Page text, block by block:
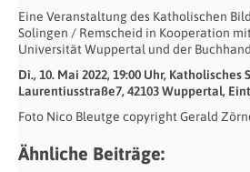
Eine Veranstaltung des Katholischen
Solingen / Remscheid in Kooperation
Universität Wuppertal und der
Di., 10. Mai 2022, 19:00 Uhr, Katholisches
Laurentiusstraße7, 42103 Wuppertal,
Foto Nico Bleutge copyright Gerald
Ähnliche Beiträge: